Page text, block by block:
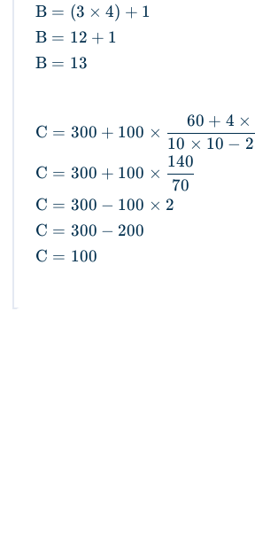
B = (3 × 4) + 1
B = 12 + 1
B = 13
C = 300 + 100 ×
10 × 10 − 2
60 + 4 ×
C = 300 + 100 ×
70
140
C = 300 − 100 × 2
C = 300 − 200
C = 100